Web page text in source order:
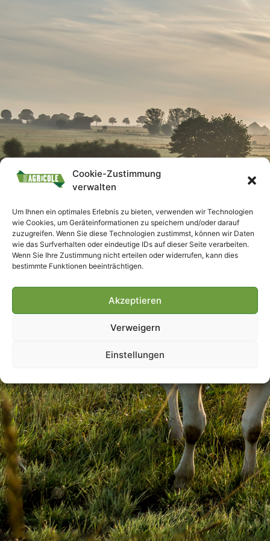
Cookie-Zustimmung
verwalten
Um Ihnen ein optimales Erlebnis zu bieten, verwenden wir Technologien
wie Cookies, um Geräteinformationen zu speichern und/oder darauf
zuzugreifen. Wenn Sie diese Technologien zustimmst, können wir Daten
wie das Surfverhalten oder eindeutige IDs auf dieser Seite verarbeiten.
Wenn Sie Ihre Zustimmung nicht erteilen oder widerrufen, kann dies
bestimmte Funktionen beeinträchtigen.
Akzeptieren
Verweigern
Einstellungen
Villmools Merci! Bis nächst
Joer!